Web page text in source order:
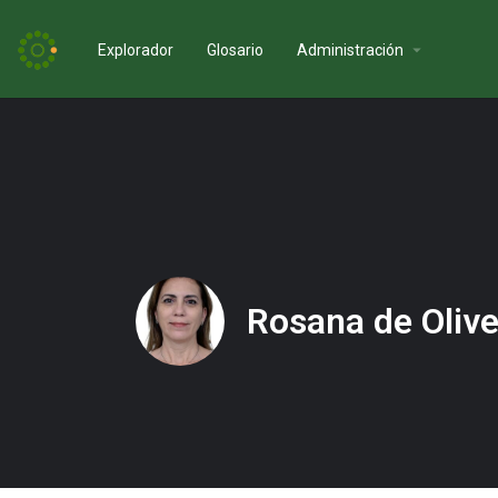
Explorador Glosario Administración
Rosana de